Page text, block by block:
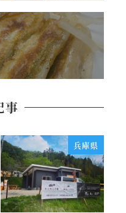
事
兵庫県